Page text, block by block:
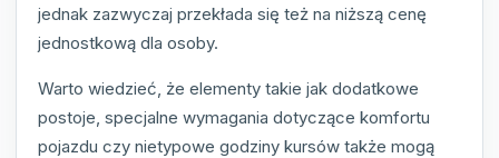
jednak zazwyczaj przekłada się też na niższą cenę
jednostkową dla osoby.
Warto wiedzieć, że elementy takie jak dodatkowe
postoje, specjalne wymagania dotyczące komfortu
pojazdu czy nietypowe godziny kursów także mogą